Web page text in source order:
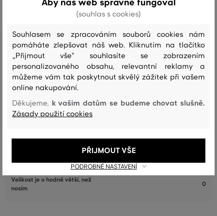
Recenze
JAK SEDĚLA VYBRANÁ VELIKOST NAŠIM ZÁKAZNÍKŮM
Velikost je o hodně menší, než
nosím
Velikost je o něco menší, než nosím
Velikost odpovídá velikosti, kterou
Velikost je o něco větší, než nosím 3
Velikost je o hodně větší, než
nosím
0
Aby náš web správně fungoval
(souhlas s cookies)
Souhlasem se zpracováním souborů cookies nám
pomáháte zlepšovat náš web. Kliknutím na tlačítko
„Přijmout vše" souhlasíte se zobrazením
personalizovaného obsahu, relevantní reklamy a
můžeme vám tak poskytnout skvělý zážitek při vašem
online nakupování.
Děkujeme, k vašim datům se budeme chovat slušně.
Zásady použití cookies
PODROBNÉ NASTAVENÍ
PŘIJMOUT VŠE